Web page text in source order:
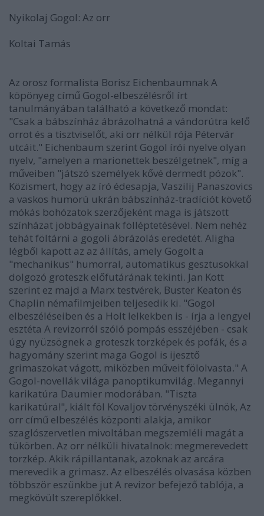
Nyikolaj Gogol: Az orr
Koltai Tamás
Az orosz formalista Borisz Eichenbaumnak A
köpönyeg című Gogol-elbeszélésről írt
tanulmányában található a következő mondat:
"Csak a bábszínház ábrázolhatná a vándorútra kelő
orrot és a tisztviselőt, aki orr nélkül rója Pétervár
utcáit." Eichenbaum szerint Gogol írói nyelve olyan
nyelv, "amelyen a marionettek beszélgetnek", míg a
műveiben "játszó személyek kővé dermedt pózok".
Közismert, hogy az író édesapja, Vaszilij Panaszovics
a vaskos humorú ukrán bábszínház-tradíciót követő
mókás bohózatok szerzőjeként maga is játszott
színházat jobbágyainak fölléptetésével. Nem nehéz
tehát föltárni a gogoli ábrázolás eredetét. Aligha
légből kapott az az állítás, amely Gogolt a
"mechanikus" humorral, automatikus gesztusokkal
dolgozó groteszk előfutárának tekinti. Jan Kott
szerint ez majd a Marx testvérek, Buster Keaton és
Chaplin némafilmjeiben teljesedik ki. "Gogol
elbeszéléseiben és a Holt lelkekben is - írja a lengyel
esztéta A revizorról szóló pompás esszéjében - csak
úgy nyüzsögnek a groteszk torzképek és pofák, és a
hagyomány szerint maga Gogol is ijesztő
grimaszokat vágott, miközben műveit fölolvasta." A
Gogol-novellák világa panoptikumvilág. Megannyi
karikatúra Daumier modorában. "Tiszta
karikatúra!", kiált föl Kovaljov törvényszéki ülnök, Az
orr című elbeszélés központi alakja, amikor
szaglószervetlen mivoltában megszemléli magát a
tükörben. Az orr nélküli hivatalnok: megmerevedett
torzkép. Akik rápillantanak, azoknak az arcára
merevedik a grimasz. Az elbeszélés olvasása közben
többször eszünkbe jut A revizor befejező tablója, a
megkövült szereplőkkel.